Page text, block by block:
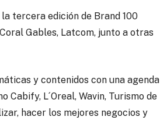
tercera edición de Brand 100
Gables, Latcom, junto a otras
y contenidos con una agenda
L´Oreal, Wavin, Turismo de
hacer los mejores negocios y